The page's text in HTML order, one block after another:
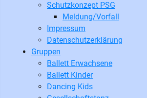
Schutzkonzept PSG
Meldung/Vorfall
Impressum
Datenschutzerklärung
Gruppen
Ballett Erwachsene
Ballett Kinder
Dancing Kids